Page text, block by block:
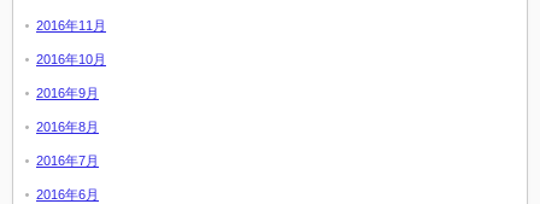
2016年11月
2016年10月
2016年9月
2016年8月
2016年7月
2016年6月